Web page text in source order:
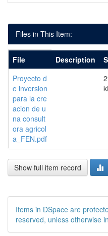
Files in This Item:
File Description
Proyecto d
e inversion
para la cre
acion de u
na consult
ora agricol
a_FEN.pdf
Show full item record
Items in DSpace are
reserved, unless otherwise